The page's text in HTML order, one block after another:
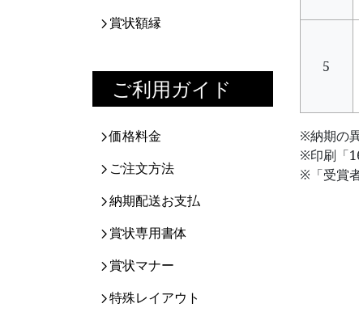
賞状額縁
ご利用ガイド
価格料金
ご注文方法
納期配送お支払
賞状専用書体
賞状マナー
特殊レイアウト
5
※納期の
※印刷「
※「受賞